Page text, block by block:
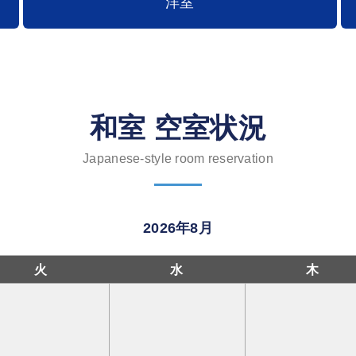
和室 空室状況
Japanese-style room reservation
2026年8月
火 水 木